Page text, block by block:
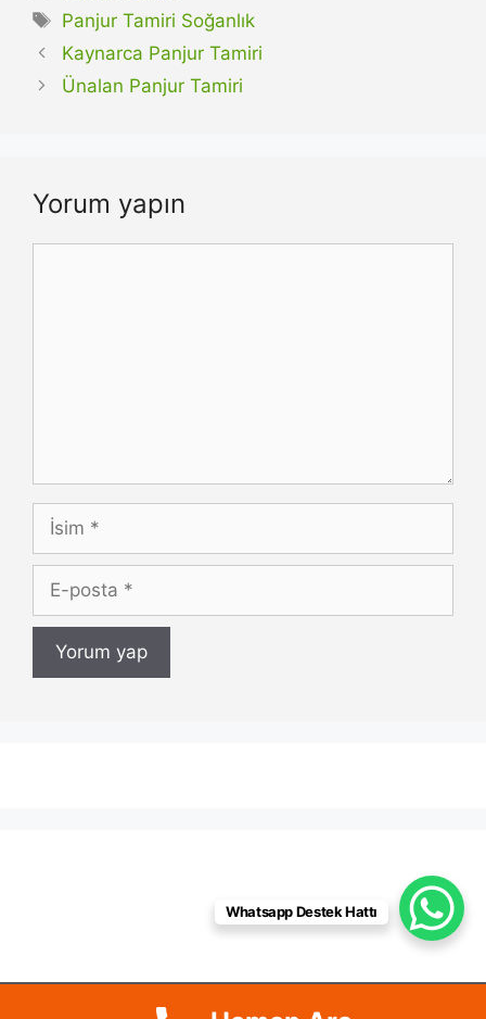
Etiketler
Panjur Tamiri Soğanlık
Kaynarca Panjur Tamiri
Ünalan Panjur Tamiri
Yorum yapın
İsim
posta
Whatsapp Destek Hattı